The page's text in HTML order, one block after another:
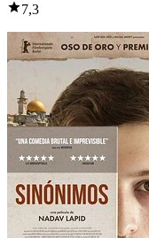
7,3